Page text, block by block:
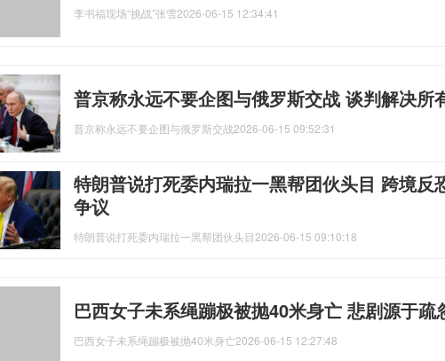
李书福现场“挑战”张雪2026-06-15 12:34:41
普京称永远不要企图与俄罗斯交战 谈判解决所
普京称永远不要企图与俄罗斯交战2026-06-15 09:52:31
特朗普说打死委内瑞拉一黑帮团伙头目 跨境反
争议
特朗普说打死委内瑞拉一黑帮团伙头目2026-06-15 09:10:18
巴西女子未系绳蹦极被抛40米身亡 悲剧源于疏
巴西女子未系绳蹦极被抛40米身亡2026-06-15 12:27:48